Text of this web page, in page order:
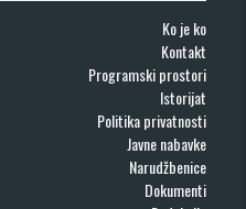
Ko je ko
Kontakt
Programski prostori
Istorijat
Politika privatnosti
Javne nabavke
Narudžbenice
Dokumenti